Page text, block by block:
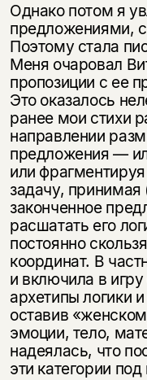
Однако потом я
предложениями,
Поэтому стала
Меня очаровал
пропозиции с ее
Это оказалось
ранее мои стихи
направлении
предложения —
или
задачу, принимая
законченное
расшатать его
постоянно
координат. В
и включила в
архетипы логики
оставив
эмоции, тело,
надеялась, что
эти категории